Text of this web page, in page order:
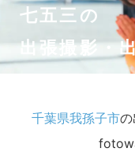
七五三の
出張撮影・
千葉県我孫子市